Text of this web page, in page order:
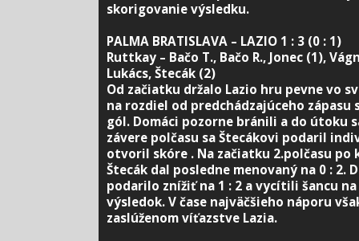
skorigovanie výsledku.
PALMA BRATISLAVA – LAZIO 1 : 3 (0 : 1)
Ruttkay – Bačo T., Bačo R., Jonec (1),
Lukács, Štecák (2)
Od začiatku držalo Lazio hru pevne vo
na rozdiel od predchádzajúceho
gól. Domáci pozorne bránili a do útoku
závere polčasu sa Štecákovi podaril
otvoril skóre . Na začiatku 2.polčasu po
Štecák dal posledne menovaný na 0 : 2.
podarilo znížiť na 1 : 2 a vycítili šancu
výsledok. V čase najväčšieho náporu
zaslúženom víťazstve Lazia.